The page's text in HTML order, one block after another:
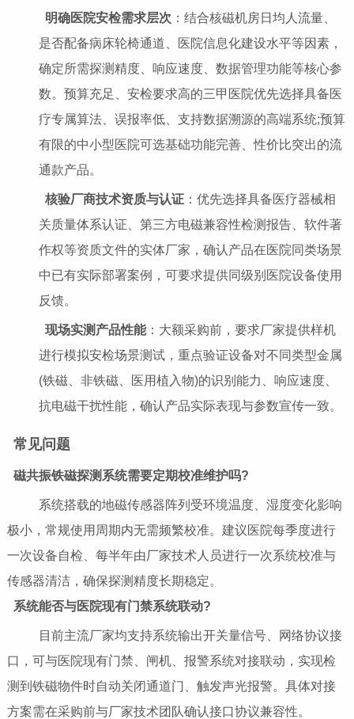
明确医院安检需求层次 ：结合核磁机房日均人流量、
是否配备病床轮椅通道、医院信息化建设水平等因素，
确定所需探测精度、响应速度、数据管理功能等核心参
数。预算充足、安检要求高的三甲医院优先选择具备医
疗专属算法、误报率低、支持数据溯源的高端系统;预算
有限的中小型医院可选基础功能完善、性价比突出的流
通款产品。
核验厂商技术资质与认证：优先选择具备医疗器械相
关质量体系认证、第三方电磁兼容性检测报告、软件著
作权等资质文件的实体厂家，确认产品在医院同类场景
中已有实际部署案例，可要求提供同级别医院设备使用
反馈。
现场实测产品性能：大额采购前，要求厂家提供样机
进行模拟安检场景测试，重点验证设备对不同类型金属
(铁磁、非铁磁、医用植入物)的识别能力、响应速度、
抗电磁干扰性能，确认产品实际表现与参数宣传一致。
常见问题
磁共振铁磁探测系统需要定期校准维护吗?
系统搭载的地磁传感器阵列受环境温度、湿度变化影响
极小，常规使用周期内无需频繁校准。建议医院每季度进行
一次设备自检、每半年由厂家技术人员进行一次系统校准与
传感器清洁，确保探测精度长期稳定。
系统能否与医院现有门禁系统联动?
目前主流厂家均支持系统输出开关量信号、网络协议接
口，可与医院现有门禁、闸机、报警系统对接联动，实现检
测到铁磁物件时自动关闭通道门、触发声光报警。具体对接
方案需在采购前与厂家技术团队确认接口协议兼容性。